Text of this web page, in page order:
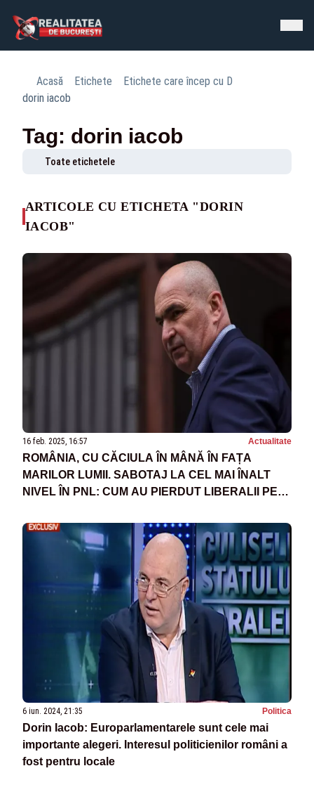
Acasă Etichete
Etichete care încep cu D
dorin iacob
Tag: dorin iacob
Toate etichetele
ARTICOLE CU ETICHETA "DORIN
IACOB"
16 feb. 2025, 16:57 Actualitate
ROMÂNIA, CU CĂCIULA ÎN MÂNĂ ÎN FAȚA
MARILOR LUMII. SABOTAJ LA CEL MAI ÎNALT
NIVEL ÎN PNL: CUM AU PIERDUT LIBERALII PE
6 iun. 2024, 21:35 Politica
Dorin Iacob: Europarlamentarele sunt cele mai
importante alegeri. Interesul politicienilor români a
fost pentru locale